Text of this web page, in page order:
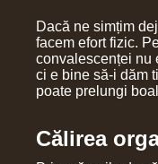
Dacă ne simțim
facem efort fizic.
convalescenței nu
ci e bine să-i dăm
poate prelungi
Călirea